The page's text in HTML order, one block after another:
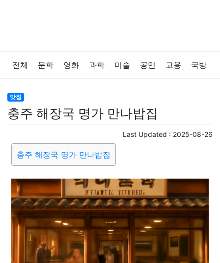
전체 문학 영화 과학 미술 공연 고용 국방
법률
보건 질병 가요 방송 일상 주식
블록체인 결혼 육아 반려동물
게임 스포츠 사진 대출 자동차 취미 여행
맛집 IT 컴퓨터 기술 종교 사회 정치 건강
의학 경제 마케팅 부동산 외국어
맛집
충주 해장국 명가 만나밥집
Last Updated : 2025-08-26
충주 해장국 명가 만나밥집